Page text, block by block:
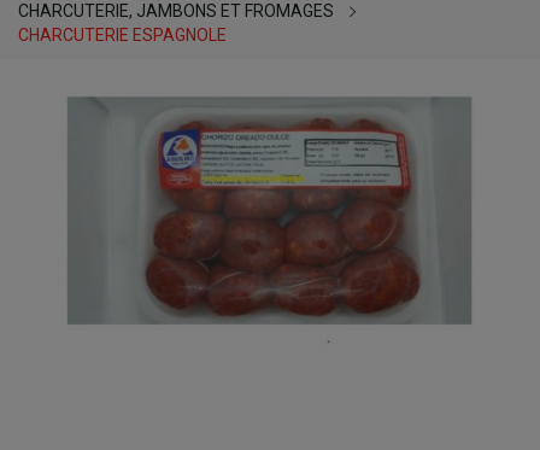
CHARCUTERIE, JAMBONS ET FROMAGES
CHARCUTERIE ESPAGNOLE